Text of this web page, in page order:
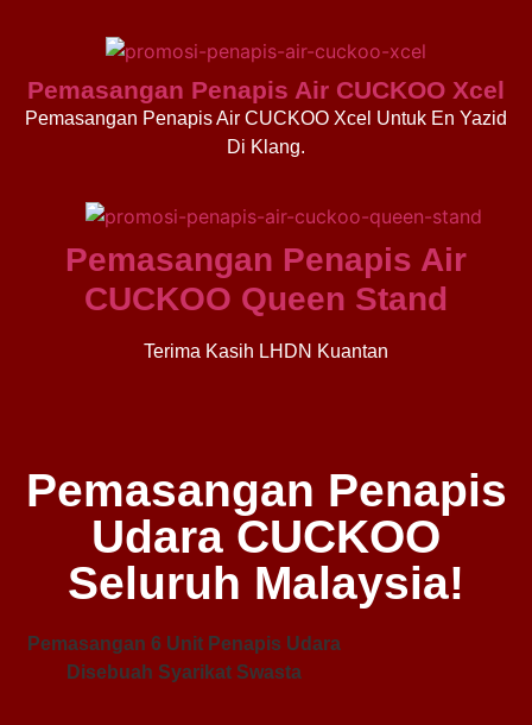
Pemasangan Penapis Air CUCKOO Xcel
Pemasangan Penapis Air CUCKOO Xcel Untuk En Yazid
Di Klang.
Pemasangan Penapis Air
CUCKOO Queen Stand
Terima Kasih LHDN Kuantan
Pemasangan Penapis
Udara CUCKOO
Seluruh Malaysia!
Pemasangan 6 Unit Penapis Udara
Disebuah Syarikat Swasta